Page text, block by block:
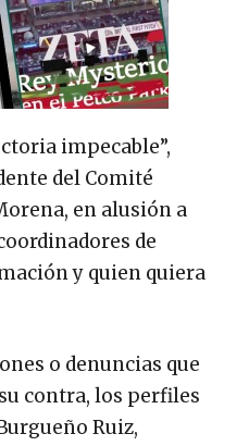
impecable”,
del Comité
en alusión a
de
y quien quiera
o denuncias que
contra, los perfiles
Ruiz,